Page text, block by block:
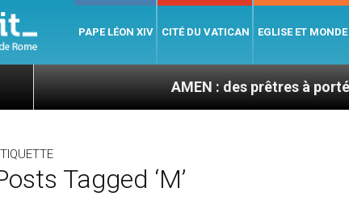
PAPE LÉON XIV CITÉ DU VATICAN EGLISE ET MONDE
AMEN : des prêtres à portée de clic
Tagged ‘M’